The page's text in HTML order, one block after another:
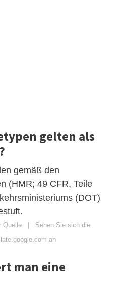
gelten als
gemäß den
(HMR; 49 CFR, Teile
(DOT)
Quelle | Sehen Sie sich die
an
man eine